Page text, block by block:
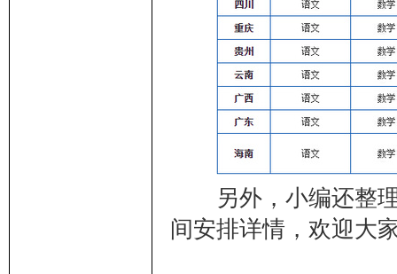
另外，小编还整理
间安排详情，欢迎大